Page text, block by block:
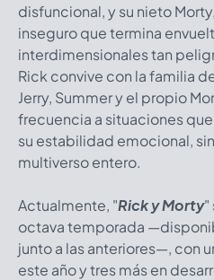
disfuncional, y su nieto
inseguro que termina
interdimensionales tan
Rick convive con la familia
Jerry, Summer y el propio
frecuencia a situaciones
su estabilidad emocional,
multiverso entero.
Actualmente, "Rick y Morty"
octava temporada
junto a las anteriores—, con
este año y tres más en